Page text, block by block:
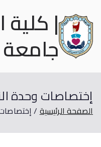
| كلية
إختصاصات وحدة
الصفحة الرئيسية